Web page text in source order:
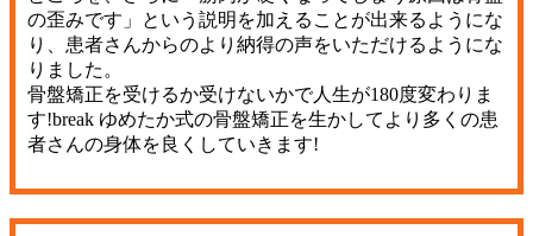
の歪みです」という説明を加えることが出来るようにな
り、患者さんからのより納得の声をいただけるようにな
りました。
骨盤矯正を受けるか受けないかで人生が180度変わりま
す!break ゆめたか式の骨盤矯正を生かしてより多くの患
者さんの身体を良くしていきます!